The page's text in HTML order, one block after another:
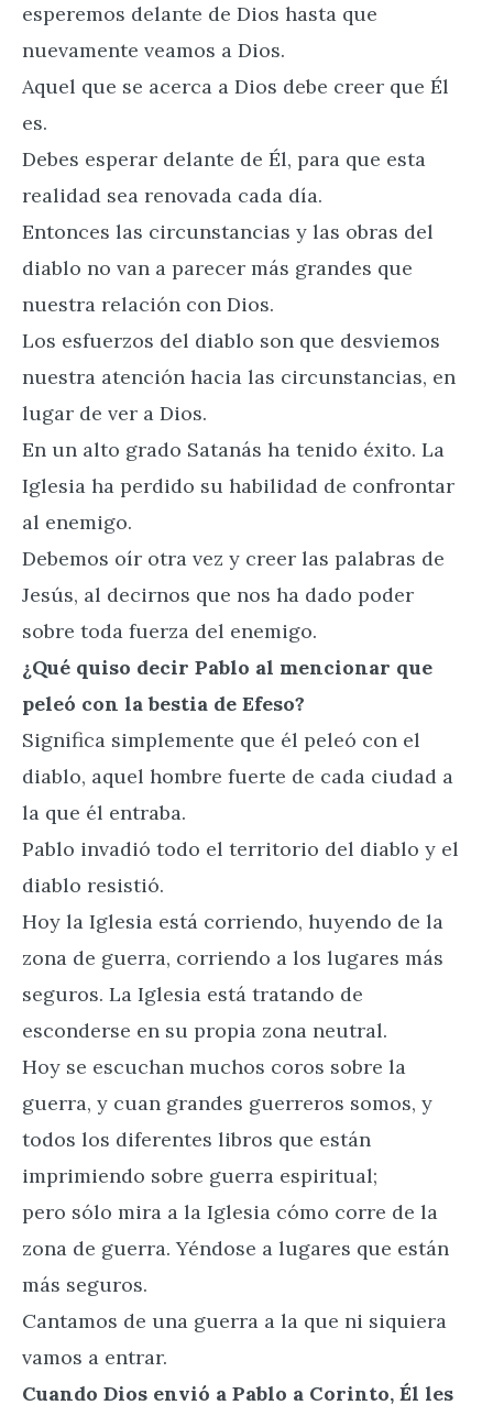
esperemos delante de Dios hasta que
nuevamente veamos a Dios.
Aquel que se acerca a Dios debe creer que Él
es.
Debes esperar delante de Él, para que esta
realidad sea renovada cada día.
Entonces las circunstancias y las obras del
diablo no van a parecer más grandes que
nuestra relación con Dios.
Los esfuerzos del diablo son que desviemos
nuestra atención hacia las circunstancias, en
lugar de ver a Dios.
En un alto grado Satanás ha tenido éxito. La
Iglesia ha perdido su habilidad de confrontar
al enemigo.
Debemos oír otra vez y creer las palabras de
Jesús, al decirnos que nos ha dado poder
sobre toda fuerza del enemigo.
¿Qué quiso decir Pablo al mencionar que
peleó con la bestia de Efeso?
Significa simplemente que él peleó con el
diablo, aquel hombre fuerte de cada ciudad a
la que él entraba.
Pablo invadió todo el territorio del diablo y el
diablo resistió.
Hoy la Iglesia está corriendo, huyendo de la
zona de guerra, corriendo a los lugares más
seguros. La Iglesia está tratando de
esconderse en su propia zona neutral.
Hoy se escuchan muchos coros sobre la
guerra, y cuan grandes guerreros somos, y
todos los diferentes libros que están
imprimiendo sobre guerra espiritual;
pero sólo mira a la Iglesia cómo corre de la
zona de guerra. Yéndose a lugares que están
más seguros.
Cantamos de una guerra a la que ni siquiera
vamos a entrar.
Cuando Dios envió a Pablo a Corinto, Él les